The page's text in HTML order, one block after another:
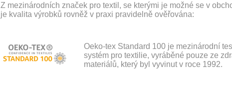
Z mezinárodních značek pro textil, se kterými je možné se v
je kvalita výrobků rovněž v praxi pravidelně ověřována:
Oeko-tex Standard 100 je mezinárodní
systém pro textilie, vyráběné pouze ze
materiálů, který byl vyvinut v roce 1992.